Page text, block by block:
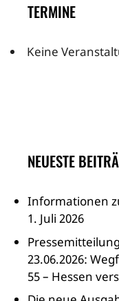
TERMINE
Keine
NEUESTE
Informationen
1. Juli 2026
23.06.2026:
55 – Hessen